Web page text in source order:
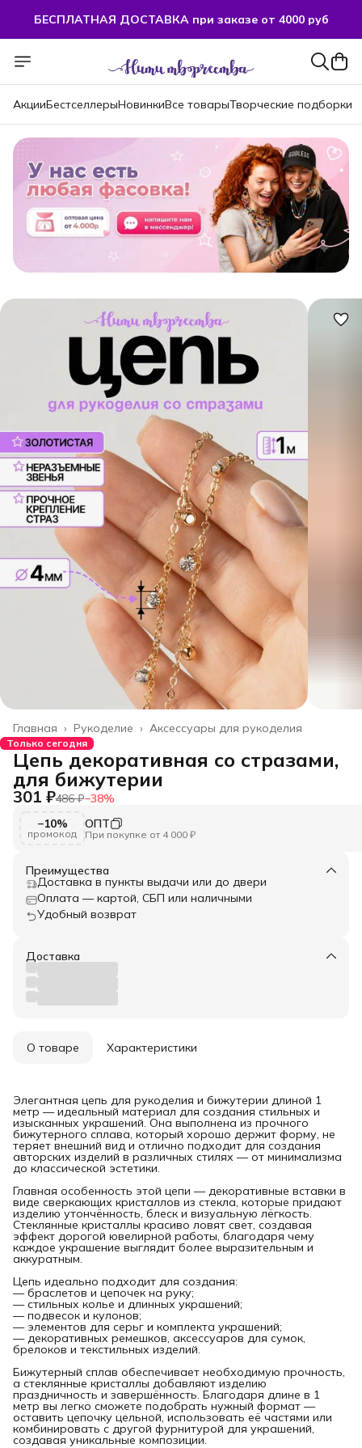
БЕСПЛАТНАЯ ДОСТАВКА при заказе от 4000 руб
БЕСПЛАТНАЯ ДОСТАВКА при заказе от 4000 руб
АкцииБестселлерыНовинкиВсе товарыТворческие подборки
Аксессуары для рукоделия
Рукоделие ›
Главная ›
Только сегодня
Цепь декоративная со стразами,
для бижутерии
301 ₽486 ₽−38%
−10%
промокод
ОПТ
При покупке от 4 000 ₽
Преимущества
Доставка в пункты выдачи или до двери
Оплата — картой, СБП или наличными
Удобный возврат
Доставка
О товаре Характеристики
Элегантная цепь для рукоделия и бижутерии длиной 1
метр — идеальный материал для создания стильных и
изысканных украшений. Она выполнена из прочного
бижутерного сплава, который хорошо держит форму, не
теряет внешний вид и отлично подходит для создания
авторских изделий в различных стилях — от минимализма
до классической эстетики.
Главная особенность этой цепи — декоративные вставки в
виде сверкающих кристаллов из стекла, которые придают
изделию утончённость, блеск и визуальную лёгкость.
Стеклянные кристаллы красиво ловят свет, создавая
эффект дорогой ювелирной работы, благодаря чему
каждое украшение выглядит более выразительным и
аккуратным.
Цепь идеально подходит для создания:
— браслетов и цепочек на руку;
— стильных колье и длинных украшений;
— подвесок и кулонов;
— элементов для серьг и комплекта украшений;
— декоративных ремешков, аксессуаров для сумок,
брелоков и текстильных изделий.
Бижутерный сплав обеспечивает необходимую прочность,
а стеклянные кристаллы добавляют изделию
праздничность и завершённость. Благодаря длине в 1
метр вы легко сможете подобрать нужный формат —
оставить цепочку цельной, использовать её частями или
комбинировать с другой фурнитурой для украшений,
создавая уникальные композиции.